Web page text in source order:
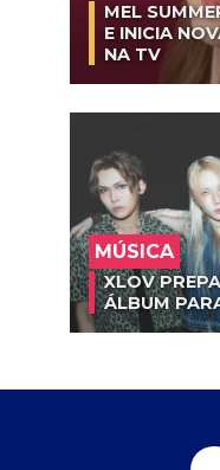
MEL
E INICIA
NA TV
MÚSICA
XLOV
ÁLBUM